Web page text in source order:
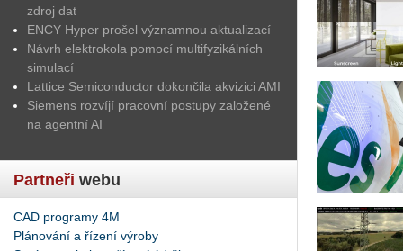
zdroj dat
ENCY Hyper prošel významnou aktualizací
Návrh elektrokola pomocí multifyzikálních
simulací
Lattice Semiconductor dokončila akvizici AMI
Siemens rozvíjí pracovní postupy založené
na agentní AI
Partneři webu
CAD programy 4M
Plánování a řízení výroby